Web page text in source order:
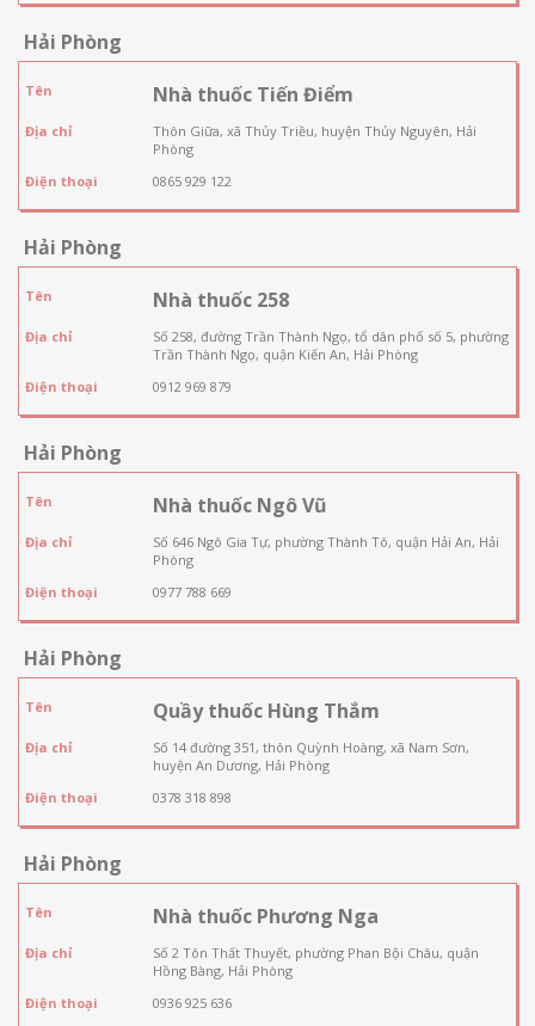
Hải Phòng
Tên Nhà thuốc Tiến Điểm
Địa chỉ
Thôn Giữa, xã Thủy Triều, huyện Thủy Nguyên, Hải
Phòng
Điện thoại
0865 929 122
Hải Phòng
Tên Nhà thuốc 258
Địa chỉ
Số 258, đường Trần Thành Ngọ, tổ dân phố số 5, phường
Trần Thành Ngọ, quận Kiến An, Hải Phòng
Điện thoại
0912 969 879
Hải Phòng
Tên Nhà thuốc Ngô Vũ
Địa chỉ
Số 646 Ngô Gia Tự, phường Thành Tô, quận Hải An, Hải
Phòng
Điện thoại
0977 788 669
Hải Phòng
Tên Quầy thuốc Hùng Thắm
Địa chỉ
Số 14 đường 351, thôn Quỳnh Hoàng, xã Nam Sơn,
huyện An Dương, Hải Phòng
Điện thoại
0378 318 898
Hải Phòng
Tên Nhà thuốc Phương Nga
Địa chỉ
Số 2 Tôn Thất Thuyết, phường Phan Bội Châu, quận
Hồng Bàng, Hải Phòng
Điện thoại
0936 925 636